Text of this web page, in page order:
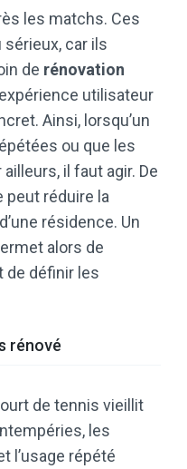
les matchs. Ces
car ils
de rénovation
utilisateur
Ainsi, lorsqu’un
ou que les
il faut agir. De
peut réduire la
résidence. Un
alors de
de définir les
rénové
de tennis vieillit
les
l’usage répété